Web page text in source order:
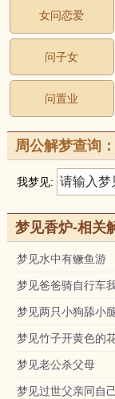
女问恋爱
问子女
问置业
周公解梦查询：
我梦见:
梦见香炉-相关
梦见水中有鳜鱼游
梦见爸爸骑自行车
梦见两只小狗舔小
梦见竹子开黄色的
梦见老公杀父母
梦见过世父亲同自